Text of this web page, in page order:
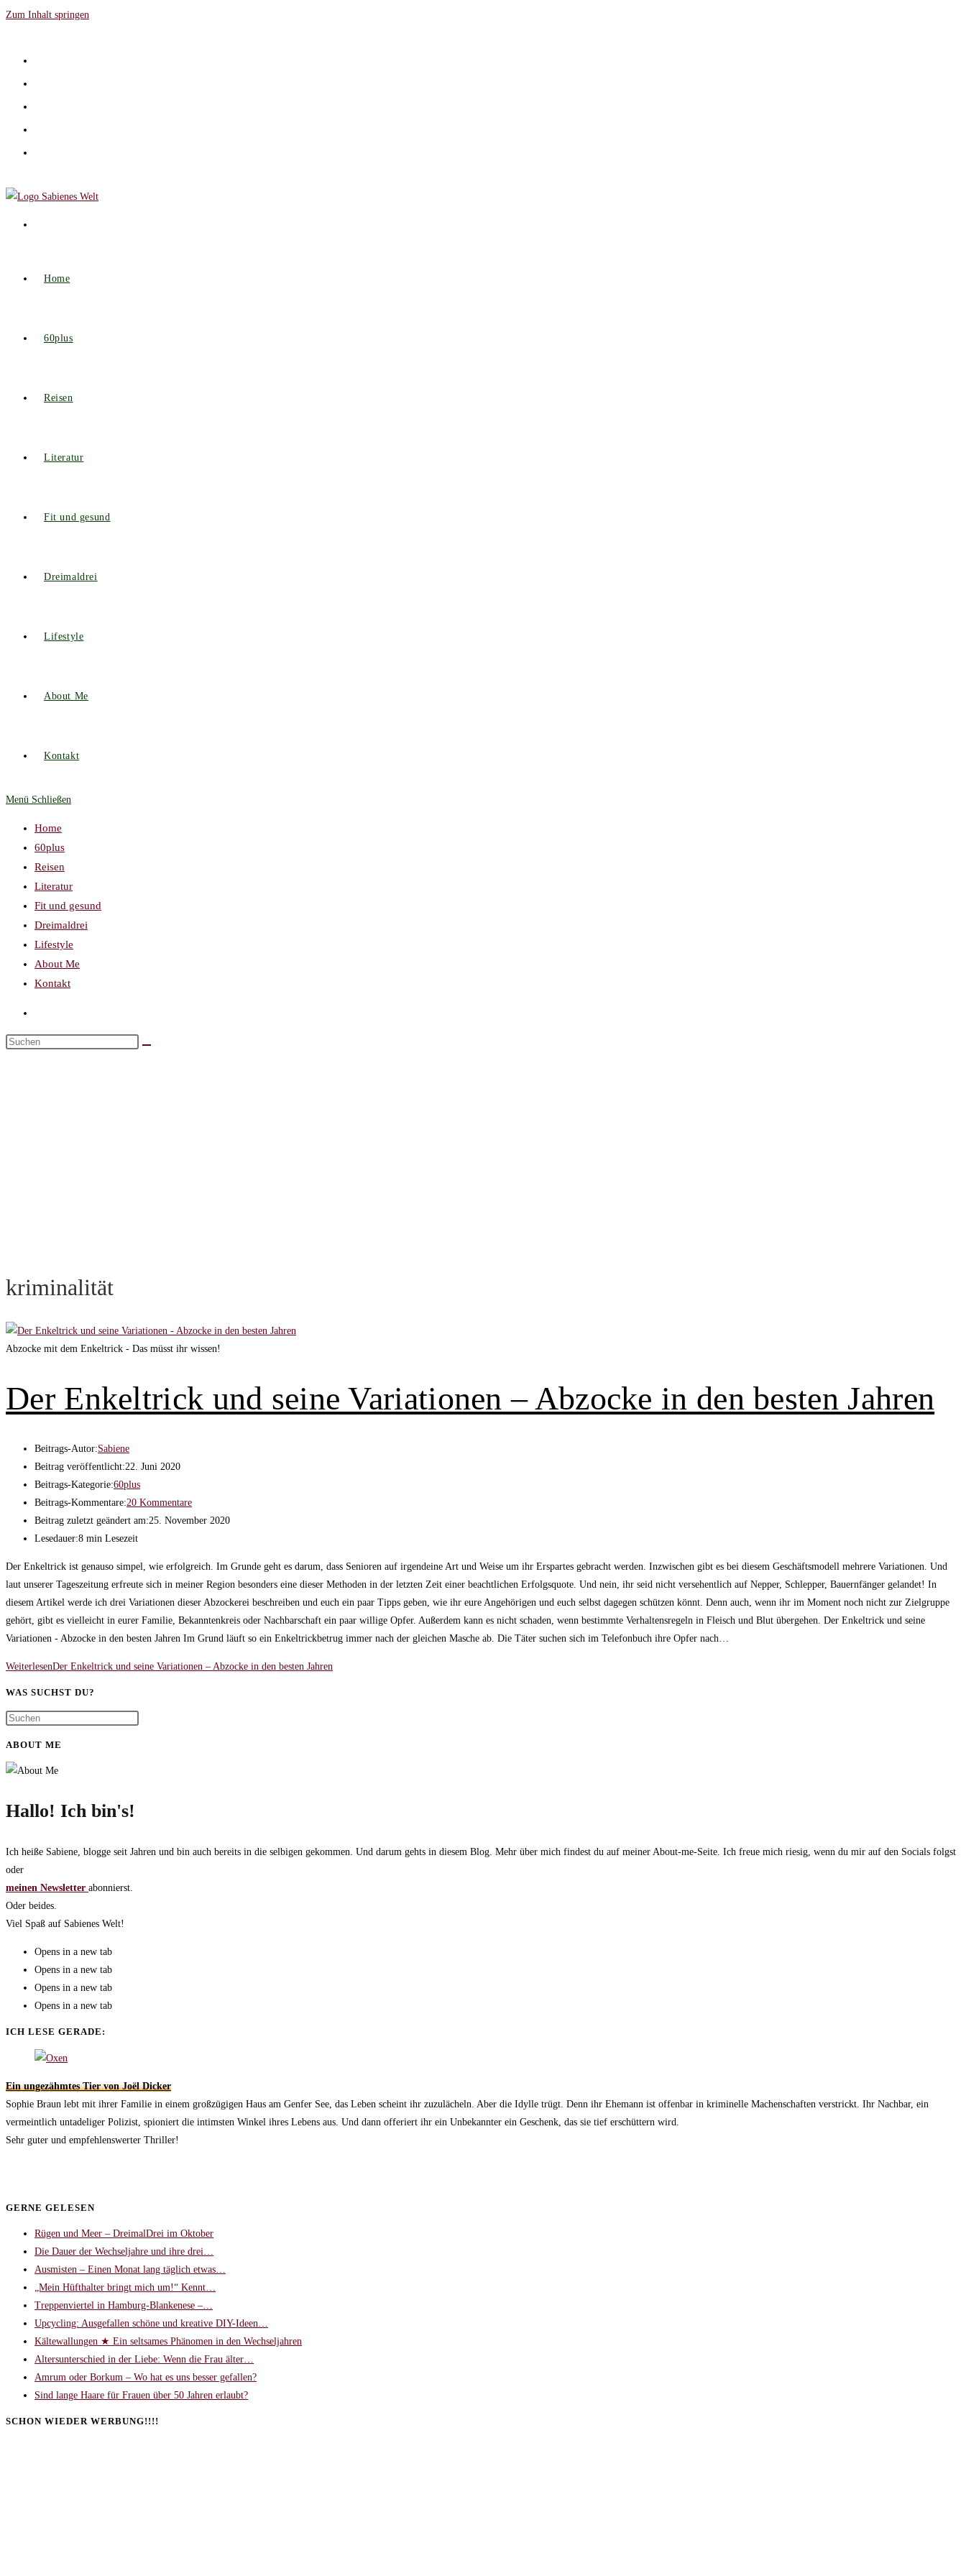
Zum Inhalt springen
Home
60plus
Reisen
Literatur
Fit und gesund
Dreimaldrei
Lifestyle
About Me
Kontakt
Menü Schließen
Home
60plus
Reisen
Literatur
Fit und gesund
Dreimaldrei
Lifestyle
About Me
Kontakt
kriminalität
Abzocke mit dem Enkeltrick - Das müsst ihr wissen!
Der Enkeltrick und seine Variationen – Abzocke in den besten Jahren
Beitrags-Autor:Sabiene
Beitrag veröffentlicht:22. Juni 2020
Beitrags-Kategorie:60plus
Beitrags-Kommentare:20 Kommentare
Beitrag zuletzt geändert am:25. November 2020
Lesedauer:8 min Lesezeit
Der Enkeltrick ist genauso simpel, wie erfolgreich. Im Grunde geht es darum, dass Senioren auf irgendeine Art und Weise um ihr Erspartes gebracht werden. Inzwischen gibt es bei diesem Geschäftsmodell mehrere Variationen. Und
laut unserer Tageszeitung erfreute sich in meiner Region besonders eine dieser Methoden in der letzten Zeit einer beachtlichen Erfolgsquote. Und nein, ihr seid nicht versehentlich auf Nepper, Schlepper, Bauernfänger gelandet! In
diesem Artikel werde ich drei Variationen dieser Abzockerei beschreiben und euch ein paar Tipps geben, wie ihr eure Angehörigen und euch selbst dagegen schützen könnt. Denn auch, wenn ihr im Moment noch nicht zur Zielgruppe
gehört, gibt es vielleicht in eurer Familie, Bekanntenkreis oder Nachbarschaft ein paar willige Opfer. Außerdem kann es nicht schaden, wenn bestimmte Verhaltensregeln in Fleisch und Blut übergehen. Der Enkeltrick und seine
Variationen - Abzocke in den besten Jahren Im Grund läuft so ein Enkeltrickbetrug immer nach der gleichen Masche ab. Die Täter suchen sich im Telefonbuch ihre Opfer nach…
WeiterlesenDer Enkeltrick und seine Variationen – Abzocke in den besten Jahren
WAS SUCHST DU?
ABOUT ME
Hallo! Ich bin's!
Ich heiße Sabiene, blogge seit Jahren und bin auch bereits in die selbigen gekommen. Und darum gehts in diesem Blog. Mehr über mich findest du auf meiner About-me-Seite. Ich freue mich riesig, wenn du mir auf den Socials folgst
oder
meinen Newsletter abonnierst.
Oder beides.
Viel Spaß auf Sabienes Welt!
Opens in a new tab
Opens in a new tab
Opens in a new tab
Opens in a new tab
ICH LESE GERADE:
Ein ungezähmtes Tier von Joël Dicker
Sophie Braun lebt mit ihrer Familie in einem großzügigen Haus am Genfer See, das Leben scheint ihr zuzulächeln. Aber die Idylle trügt. Denn ihr Ehemann ist offenbar in kriminelle Machenschaften verstrickt. Ihr Nachbar, ein
vermeintlich untadeliger Polizist, spioniert die intimsten Winkel ihres Lebens aus. Und dann offeriert ihr ein Unbekannter ein Geschenk, das sie tief erschüttern wird.
Sehr guter und empfehlenswerter Thriller!
GERNE GELESEN
Rügen und Meer – DreimalDrei im Oktober
Die Dauer der Wechseljahre und ihre drei…
Ausmisten – Einen Monat lang täglich etwas…
„Mein Hüfthalter bringt mich um!“ Kennt…
Treppenviertel in Hamburg-Blankenese –…
Upcycling: Ausgefallen schöne und kreative DIY-Ideen…
Kältewallungen ★ Ein seltsames Phänomen in den Wechseljahren
Altersunterschied in der Liebe: Wenn die Frau älter…
Amrum oder Borkum – Wo hat es uns besser gefallen?
Sind lange Haare für Frauen über 50 Jahren erlaubt?
SCHON WIEDER WERBUNG!!!!